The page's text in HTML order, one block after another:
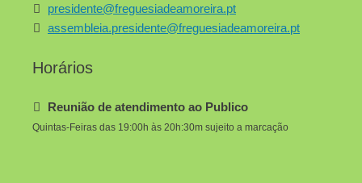
presidente@freguesiadeamoreira.pt
assembleia.presidente@freguesiadeamoreira.pt
Horários
Reunião de atendimento ao Publico
Quintas-Feiras das 19:00h às 20h:30m sujeito a marcação